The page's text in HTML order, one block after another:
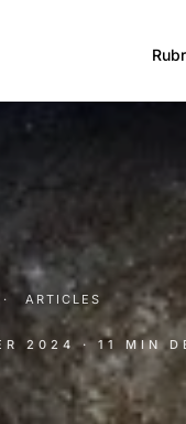
· ARTICLES
2024 · 11 MIN